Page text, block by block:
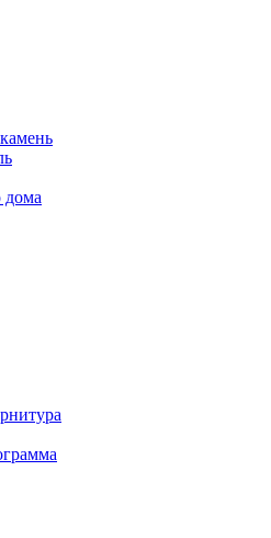
дома